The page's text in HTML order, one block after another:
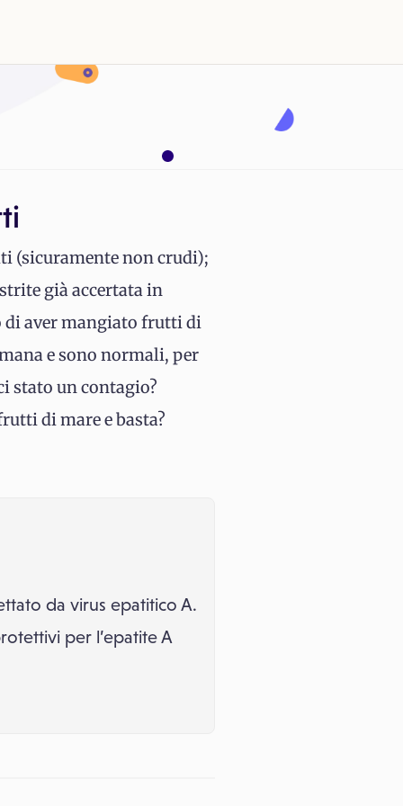
(sicuramente non crudi);
già accertata in
di aver mangiato frutti di
e sono normali, per
stato un contagio?
di mare e basta?
da virus epatitico A.
per l’epatite A